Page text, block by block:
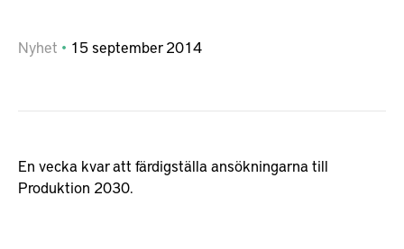
Nyhet 15september 2014
En vecka kvar att färdigställa ansökningarna till
Produktion 2030.